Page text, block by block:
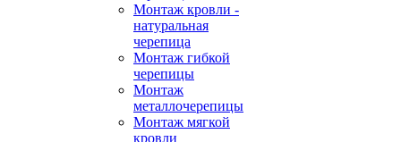
Монтаж кровли -
натуральная
черепица
Монтаж гибкой
черепицы
Монтаж
металлочерепицы
Монтаж мягкой
кровли